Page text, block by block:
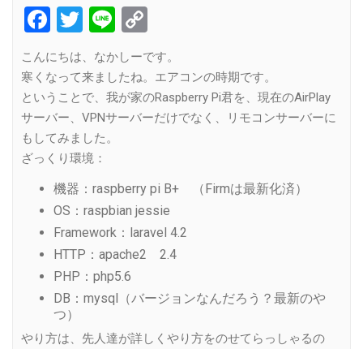
Facebook
Twitter
Line
Link
こんにちは、なかしーです。
寒くなって来ましたね。エアコンの時期です。
ということで、我が家のRaspberry Pi君を、現在のAirPlay
サーバー、VPNサーバーだけでなく、リモコンサーバーに
もしてみました。
ざっくり環境：
機器：raspberry pi B+ （Firmは最新化済）
OS：raspbian jessie
Framework：laravel 4.2
HTTP：apache2 2.4
PHP：php5.6
DB：mysql（バージョンなんだろう？最新のや
つ）
やり方は、先人達が詳しくやり方をのせてらっしゃるの